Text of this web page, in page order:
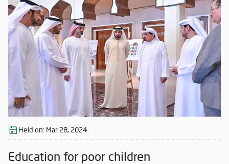
والمبادرات الدينية والاجتماعية المتنوعة التي تحاكي روحانيات شهر رمضان
المبارك، انسجاماً مع نهج الخير والعطاء الذي تتبناه الجمعية منذ تأسيسها،
وتعزيزاً لمكانة الإمارة وإبراز دورها في نشر قيم الخير والمحبة في الشهر
الفضيل.
Held on: Mar 28, 2024
Education for poor children